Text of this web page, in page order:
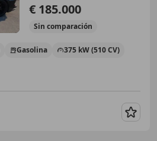
€ 185.000
Sin comparación
Gasolina 375 kW (510 CV)